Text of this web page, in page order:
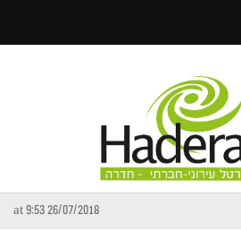
26/07/2018 at 9:53